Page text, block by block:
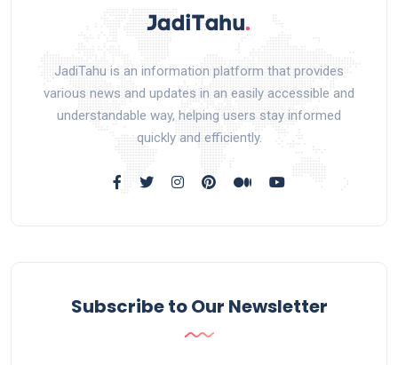
JadiTahu is an information platform that provides
various news and updates in an easily accessible and
understandable way, helping users stay informed
quickly and efficiently.
Subscribe to Our Newsletter